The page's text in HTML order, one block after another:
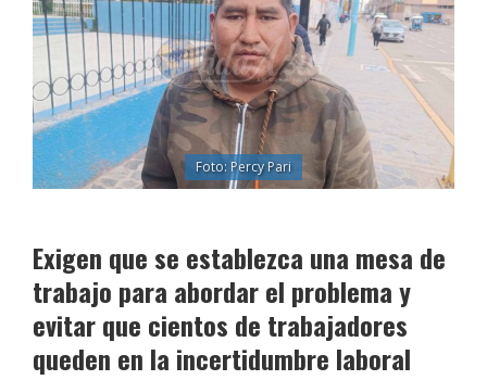
Foto: Percy Pari
Exigen que se establezca una mesa de
trabajo para abordar el problema y
evitar que cientos de trabajadores
queden en la incertidumbre laboral